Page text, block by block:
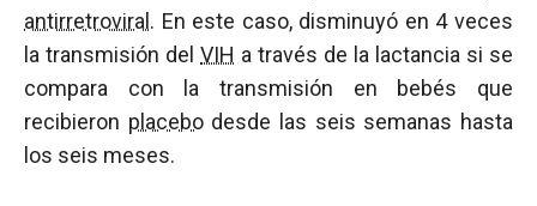
antirretroviral . En este caso, disminuyó en 4 veces
la transmisión del VIH a través de la lactancia si se
compara con la transmisión en bebés que
recibieron placebodesde las seis semanas hasta
los seis meses.